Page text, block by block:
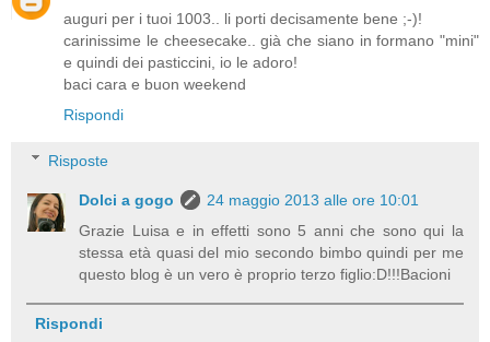
auguri per i tuoi 1003.. li porti decisamente bene ;-)!
carinissime le cheesecake.. già che siano in formano "mini"
e quindi dei pasticcini, io le adoro!
baci cara e buon weekend
Rispondi
Risposte
Dolci a gogo
24 maggio 2013 alle ore 10:01
Grazie Luisa e in effetti sono 5 anni che sono qui la
stessa età quasi del mio secondo bimbo quindi per me
questo blog è un vero è proprio terzo figlio:D!!!Bacioni
Rispondi